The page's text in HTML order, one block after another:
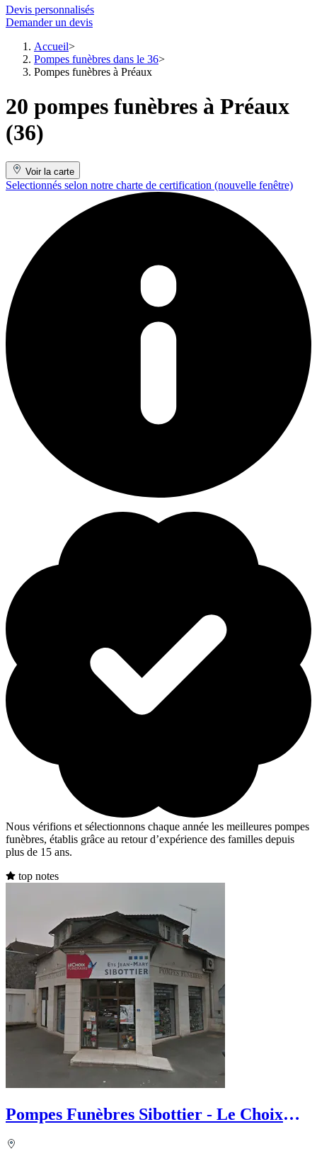
Devis personnalisés
Demander un devis
Accueil
Pompes funèbres dans le 36
Pompes funèbres à Préaux
20 pompes funèbres à Préaux
(36)
Voir la carte
Selectionnés selon notre charte de certification (nouvelle fenêtre)
Nous vérifions et sélectionnons chaque année les meilleures pompes
funèbres, établis grâce au retour d’expérience des familles depuis
plus de 15 ans.
top notes
Pompes Funèbres Sibottier - Le Choix